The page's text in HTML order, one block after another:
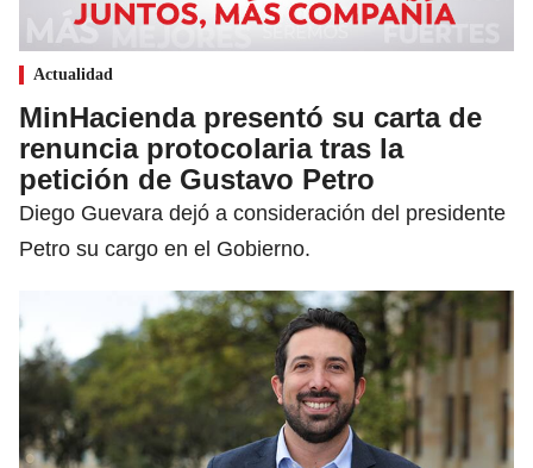
Actualidad
MinHacienda presentó su carta de
renuncia protocolaria tras la
petición de Gustavo Petro
Diego Guevara dejó a consideración del presidente
Petro su cargo en el Gobierno.